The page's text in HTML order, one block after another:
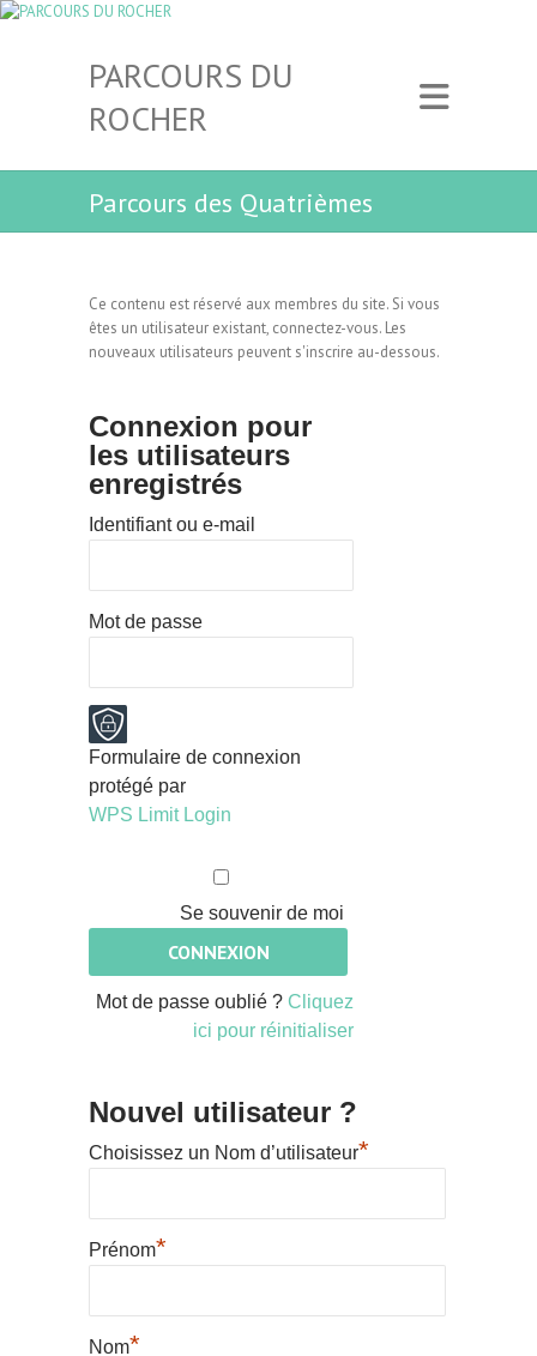
PARCOURS DU
ROCHER
Parcours des Quatrièmes
Ce contenu est réservé aux membres du site. Si vous
êtes un utilisateur existant, connectez-vous. Les
nouveaux utilisateurs peuvent s'inscrire au-dessous.
Connexion pour
les utilisateurs
enregistrés
Identifiant ou e-mail
Mot de passe
Formulaire de connexion
protégé par
WPS Limit Login
Se souvenir de moi
Mot de passe oublié ? Cliquez
ici pour réinitialiser
Nouvel utilisateur ?
Choisissez un Nom d’utilisateur*
Prénom*
Nom*